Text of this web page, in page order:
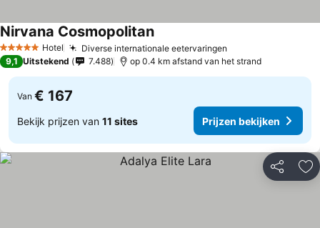
5 Sterren Hotel Diverse internationale eetervaringen
Nirvana Cosmopolitan
9,1 Uitstekend 7.488 op 0.4 km afstand van het strand
Van € 167
Bekijk prijzen van 11 sites Prijzen bekijken
Delen